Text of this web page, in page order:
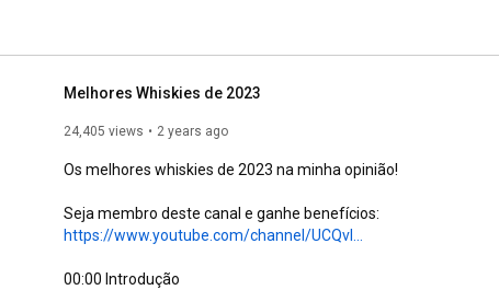
Melhores Whiskies de 2023
24,405 views 2 years ago
Os melhores whiskies de 2023 na minha opinião!
https://www.youtube.com/channel/UCQvl...
00:00